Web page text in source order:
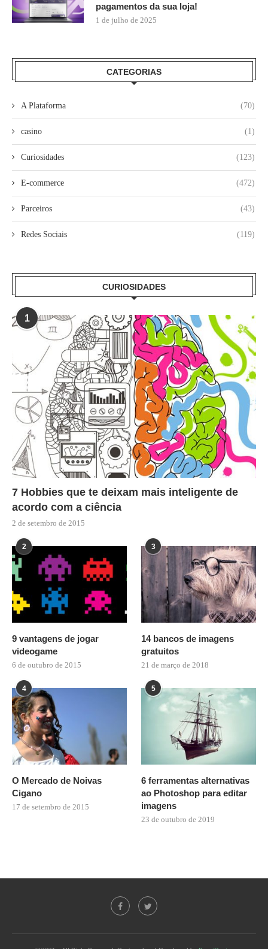
pagamentos da sua loja!
1 de julho de 2025
CATEGORIAS
A Plataforma (70)
casino (1)
Curiosidades (123)
E-commerce (472)
Parceiros (43)
Redes Sociais (119)
CURIOSIDADES
1
7 Hobbies que te deixam mais inteligente de
acordo com a ciência
2 de setembro de 2015
2
9 vantagens de jogar
videogame
6 de outubro de 2015
3
14 bancos de imagens
gratuitos
21 de março de 2018
4
O Mercado de Noivas
Cigano
17 de setembro de 2015
5
6 ferramentas alternativas
ao Photoshop para editar
imagens
23 de outubro de 2019